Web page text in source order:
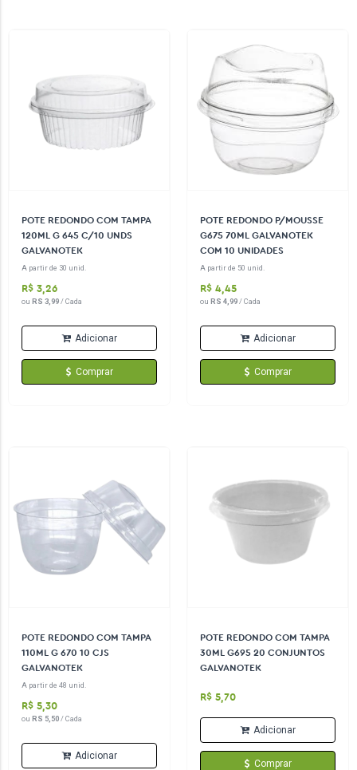
POTE REDONDO COM TAMPA
120ML G 645 C/10 UNDS
GALVANOTEK
A partir de 30 unid.
R$ 3,26
ou RS 3,99/ Cada
Adicionar
Comprar
POTE REDONDO P/MOUSSE
G675 70ML GALVANOTEK
COM 10 UNIDADES
A partir de 50 unid.
R$ 4,45
ou RS 4,99/ Cada
Adicionar
Comprar
POTE REDONDO COM TAMPA
110ML G 670 10 CJS
GALVANOTEK
A partir de 48 unid.
R$ 5,30
ou RS 5,50/ Cada
Adicionar
POTE REDONDO COM TAMPA
30ML G695 20 CONJUNTOS
GALVANOTEK
R$ 5,70
Adicionar
Comprar